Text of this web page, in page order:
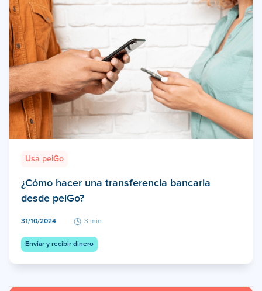
Usa peiGo
¿Cómo hacer una transferencia bancaria
desde peiGo?
31/10/2024 3 min
Enviar y recibir dinero